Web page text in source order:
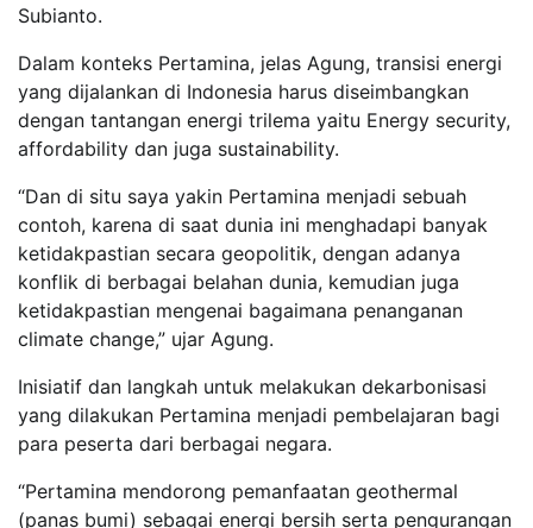
Subianto.
Dalam konteks Pertamina, jelas Agung, transisi energi
yang dijalankan di Indonesia harus diseimbangkan
dengan tantangan energi trilema yaitu Energy security,
affordability dan juga sustainability.
“Dan di situ saya yakin Pertamina menjadi sebuah
contoh, karena di saat dunia ini menghadapi banyak
ketidakpastian secara geopolitik, dengan adanya
konflik di berbagai belahan dunia, kemudian juga
ketidakpastian mengenai bagaimana penanganan
climate change,” ujar Agung.
Inisiatif dan langkah untuk melakukan dekarbonisasi
yang dilakukan Pertamina menjadi pembelajaran bagi
para peserta dari berbagai negara.
“Pertamina mendorong pemanfaatan geothermal
(panas bumi) sebagai energi bersih serta pengurangan